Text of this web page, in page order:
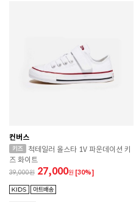
컨버스
척테일러 올스타 1V 파운데이션 키
즈 화이트
39,000 27,000원 [30%]